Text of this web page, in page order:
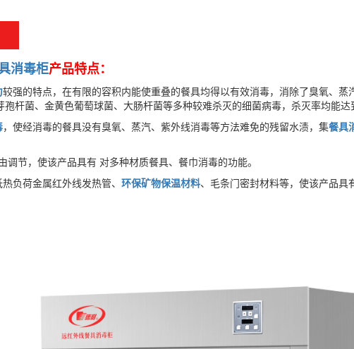
消毒柜产品特点：
较强的特点，在有限的容积内能使重叠的餐具均得以有效消毒，消除了臭氧、蒸
孢杆菌、金黄色葡萄球菌、大肠杆菌等多种较难杀灭的细菌病毒，杀灭率均能达
，使经消毒的餐具没有臭氧、蒸汽、紫外线消毒等方法难免的残留水渍，集餐具
调节，使该产品具有 对多种材质餐具、餐巾消毒的功能。
负荷金属红外线发热管、 环保矿物保温材料、毛条门密封材料等，使该产品具